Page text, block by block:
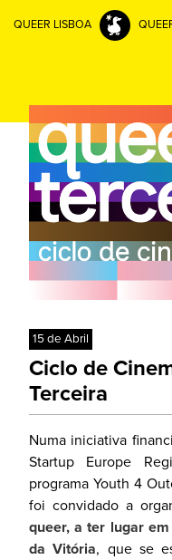
QUEER LISBOA
15 de Abril
Ciclo de
Terceira
Numa iniciativa
Startup Europe
programa Youth 4
foi convidado a
queer, a ter lugar
da Vitória, que se